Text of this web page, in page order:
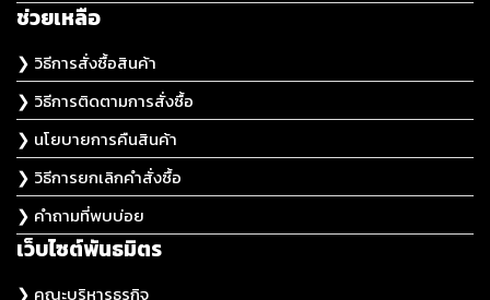
ช่วยเหลือ
❯ วิธีการสั่งซื้อสินค้า
❯ วิธีการติดตามการสั่งซื้อ
❯ นโยบายการคืนสินค้า
❯ วิธีการยกเลิกคำสั่งซื้อ
❯ คำถามที่พบบ่อย
เว็บไซต์พันธมิตร
❯ คณะบริหารธุรกิจ